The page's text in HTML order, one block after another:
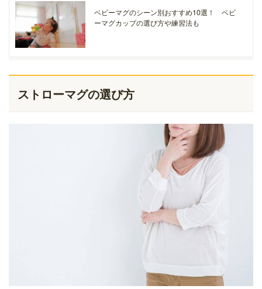
ベビーマグのシーン別おすすめ10選！ ベビ
ーマグカップの選び方や練習法も
ストローマグの選び方